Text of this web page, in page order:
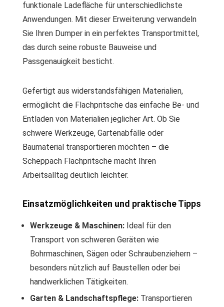
funktionale Ladefläche für unterschiedlichste
Anwendungen. Mit dieser Erweiterung verwandeln
Sie Ihren Dumper in ein perfektes Transportmittel,
das durch seine robuste Bauweise und
Passgenauigkeit besticht.
Gefertigt aus widerstandsfähigen Materialien,
ermöglicht die Flachpritsche das einfache Be- und
Entladen von Materialien jeglicher Art. Ob Sie
schwere Werkzeuge, Gartenabfälle oder
Baumaterial transportieren möchten – die
Scheppach Flachpritsche macht Ihren
Arbeitsalltag deutlich leichter.
Einsatzmöglichkeiten und praktische Tipps
Werkzeuge & Maschinen: Ideal für den
Transport von schweren Geräten wie
Bohrmaschinen, Sägen oder Schraubenziehern –
besonders nützlich auf Baustellen oder bei
handwerklichen Tätigkeiten.
Garten & Landschaftspflege: Transportieren